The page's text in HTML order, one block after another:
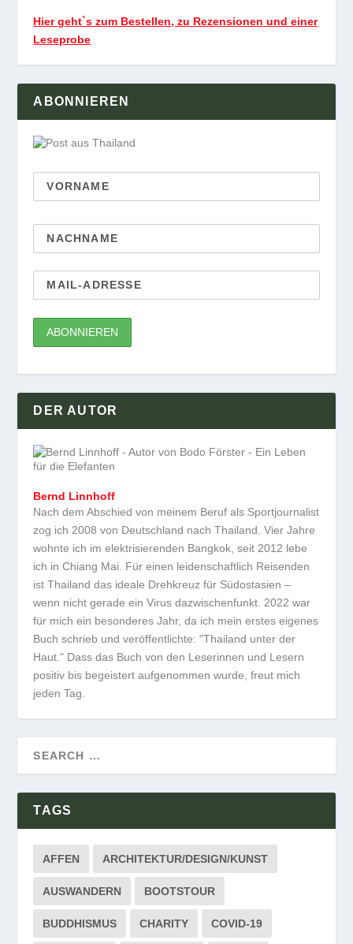
Hier geht`s zum Bestellen, zu Rezensionen und einer
Leseprobe
ABONNIEREN
DER AUTOR
Bernd Linnhoff
Nach dem Abschied von meinem Beruf als Sportjournalist
zog ich 2008 von Deutschland nach Thailand. Vier Jahre
wohnte ich im elektrisierenden Bangkok, seit 2012 lebe
ich in Chiang Mai. Für einen leidenschaftlich Reisenden
ist Thailand das ideale Drehkreuz für Südostasien –
wenn nicht gerade ein Virus dazwischenfunkt. 2022 war
für mich ein besonderes Jahr, da ich mein erstes eigenes
Buch schrieb und veröffentlichte: "Thailand unter der
Haut." Dass das Buch von den Leserinnen und Lesern
positiv bis begeistert aufgenommen wurde, freut mich
jeden Tag.
TAGS
AFFEN ARCHITEKTUR/DESIGN/KUNST
AUSWANDERN BOOTSTOUR
BUDDHISMUS CHARITY COVID-19